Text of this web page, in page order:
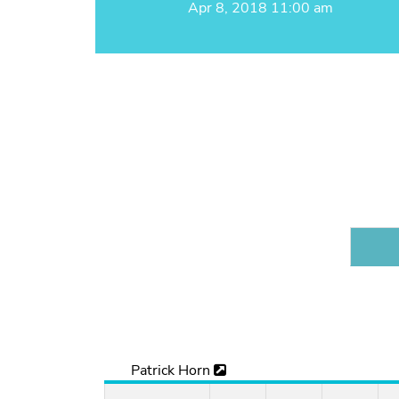
Apr 8, 2018 11:00 am
Patrick Horn